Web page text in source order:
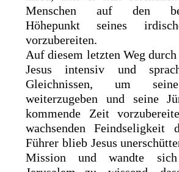
Menschen auf den
Höhepunkt seines
vorzubereiten.
Auf diesem letzten Weg
Jesus intensiv und
Gleichnissen, um
weiterzugeben und seine
kommende Zeit
wachsenden Feindseligkeit
Führer blieb Jesus
Mission und wandte sich